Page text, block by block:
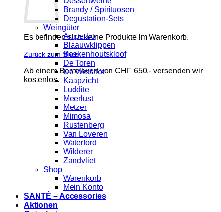
Es befinden sich keine Produkte im Warenkorb.
Zurück zum Shop
Ab einem Bestellwert von CHF 650.- versenden wir
kostenlos.
Brandy / Spirituosen
Degustation-Sets
Weingüter
Amperbo
Blaauwklippen
Boekenhoutskloof
De Toren
De Wetshof
Kaapzicht
Luddite
Meerlust
Metzer
Mimosa
Rustenberg
Van Loveren
Waterford
Wilderer
Zandvliet
Shop
Warenkorb
Mein Konto
SANTÉ – Accessories
Aktionen